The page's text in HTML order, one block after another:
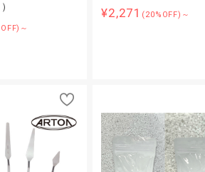
～
¥2,271 (20%OFF)～